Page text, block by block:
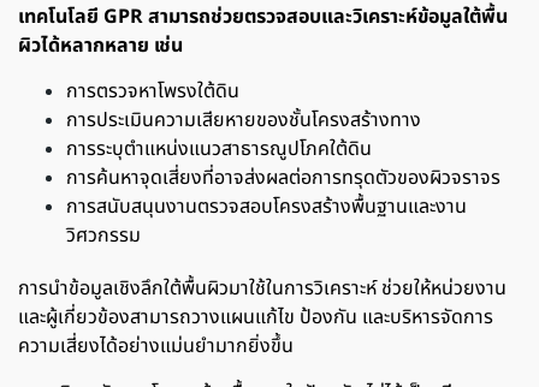
เทคโนโลยี GPR สามารถช่วยตรวจสอบและวิเคราะห์ข้อมูลใต้พื้น
ผิวได้หลากหลาย เช่น
การตรวจหาโพรงใต้ดิน
การประเมินความเสียหายของชั้นโครงสร้างทาง
การระบุตำแหน่งแนวสาธารณูปโภคใต้ดิน
การค้นหาจุดเสี่ยงที่อาจส่งผลต่อการทรุดตัวของผิวจราจร
การสนับสนุนงานตรวจสอบโครงสร้างพื้นฐานและงาน
วิศวกรรม
การนำข้อมูลเชิงลึกใต้พื้นผิวมาใช้ในการวิเคราะห์ ช่วยให้หน่วยงาน
และผู้เกี่ยวข้องสามารถวางแผนแก้ไข ป้องกัน และบริหารจัดการ
ความเสี่ยงได้อย่างแม่นยำมากยิ่งขึ้น